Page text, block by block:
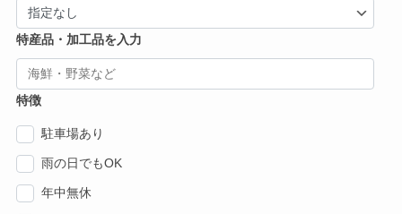
特産品・加工品を入力
特徴
駐車場あり
雨の日でもOK
年中無休